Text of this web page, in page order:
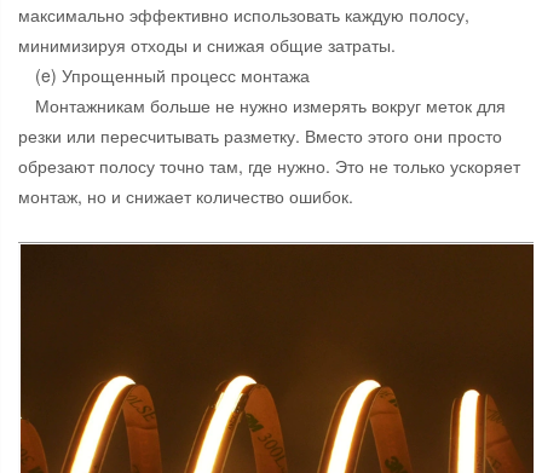
максимально эффективно использовать каждую полосу,
минимизируя отходы и снижая общие затраты.
(e) Упрощенный процесс монтажа
Монтажникам больше не нужно измерять вокруг меток для
резки или пересчитывать разметку. Вместо этого они просто
обрезают полосу точно там, где нужно. Это не только ускоряет
монтаж, но и снижает количество ошибок.